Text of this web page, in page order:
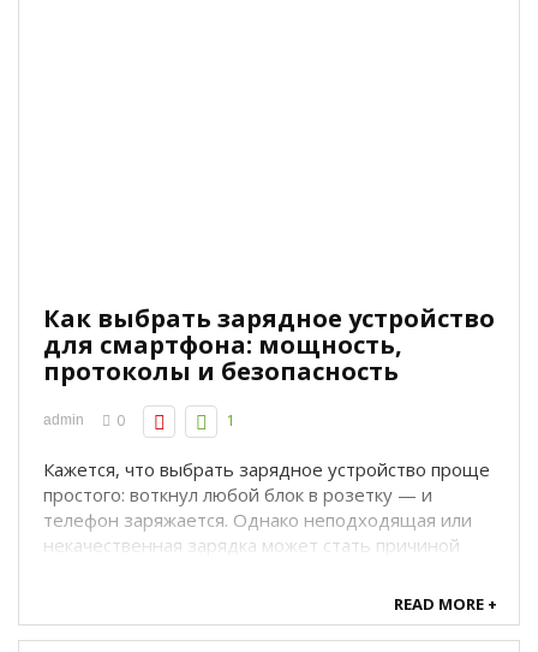
Как выбрать зарядное устройство
для смартфона: мощность,
протоколы и безопасность
admin 0 1
Кажется, что выбрать зарядное устройство проще
простого: воткнул любой блок в розетку — и
телефон заряжается. Однако неподходящая или
некачественная зарядка может стать причиной
аккумулятора, а в худшем случае — выхода
смартфона из строя или даже возгорания.
Современные ...
READ MORE +